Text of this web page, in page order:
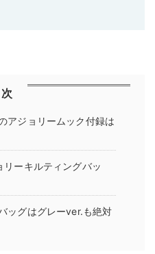
アジョリームック付録は
ーキルティングバッ
ッグはグレーver.も絶対